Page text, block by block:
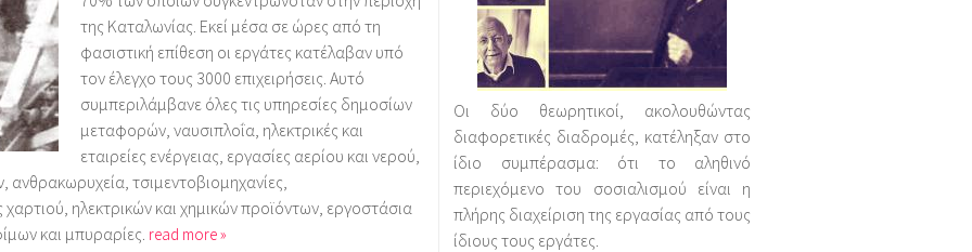
της Καταλωνίας. Εκεί μέσα σε ώρες από τη
φασιστική επίθεση οι εργάτες κατέλαβαν υπό
τον έλεγχο τους 3000 επιχειρήσεις. Αυτό
συμπεριλάμβανε όλες τις υπηρεσίες δημοσίων
μεταφορών, ναυσιπλοΐα, ηλεκτρικές και
εταιρείες ενέργειας, εργασίες αερίου και νερού,
τσιμεντοβιομηχανίες,
ηλεκτρικών και χημικών προϊόντων, εργοστάσια
και μπυραρίες. read more »
Οι δύο θεωρητικοί, ακολουθώντας
διαφορετικές διαδρομές, κατέληξαν στο
ίδιο συμπέρασμα: ότι το αληθινό
περιεχόμενο του σοσιαλισμού είναι η
πλήρης διαχείριση της εργασίας από τους
ίδιους τους εργάτες.